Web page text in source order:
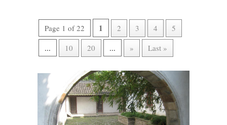
Page 1 of 22 1 2 3 4
5
...
10 20 ... » Last »